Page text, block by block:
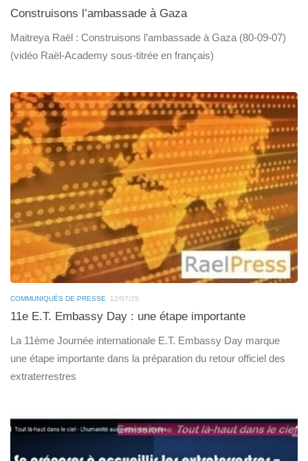
Construisons l’ambassade à Gaza
Maitreya Raël : Construisons l’ambassade à Gaza (80-09-07)
(vidéo Raël-Academy sous-titrée en français)
COMMUNIQUÉS DE PRESSE 12/07/25
11e E.T. Embassy Day : une étape importante
La 11ème Journée internationale E.T. Embassy Day marque
une étape importante dans la préparation du retour officiel des
extraterrestres